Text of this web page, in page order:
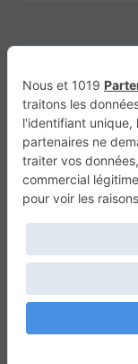
Génération 4×4